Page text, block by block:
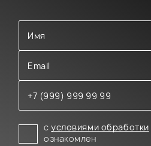
сусловиями обработки
ознакомлен